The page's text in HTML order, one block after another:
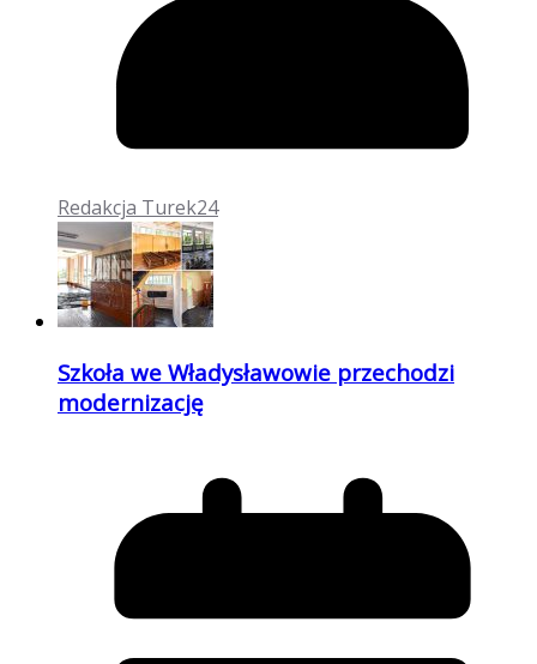
Redakcja Turek24
Szkoła we Władysławowie przechodzi
modernizację